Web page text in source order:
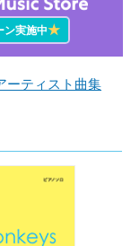
ン実施中★
ーティスト曲集